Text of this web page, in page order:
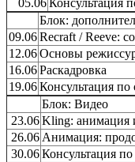
Блок:
09.06Recraft / Reeve:
12.06Основы
16.06Раскадровка
19.06Консультация
Блок: Видео
23.06Kling: анимация
26.06 Анимация:
30.06Консультация